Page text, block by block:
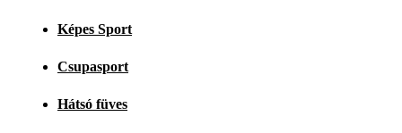
Képes Sport
Csupasport
Hátsó füves